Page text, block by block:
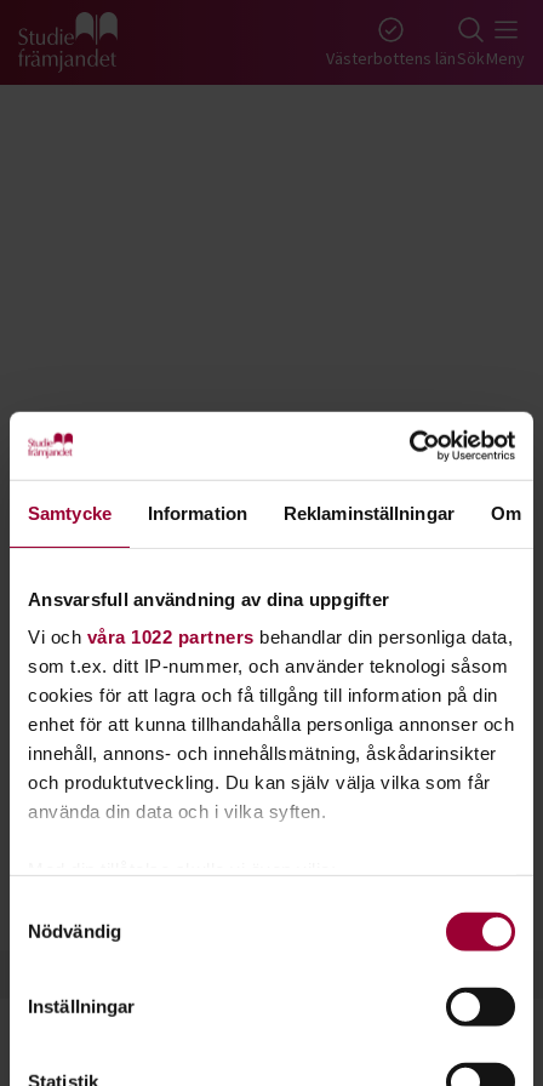
Samtycke Information Reklaminställningar Om
Ansvarsfull användning av dina uppgifter
Vi och våra 1022 partners behandlar din personliga data,
som t.ex. ditt IP-nummer, och använder teknologi såsom
cookies för att lagra och få tillgång till information på din
enhet för att kunna tillhandahålla personliga annonser och
innehåll, annons- och innehållsmätning, åskådarinsikter
och produktutveckling. Du kan själv välja vilka som får
använda din data och i vilka syften.
som kan ha en noggrannhet på upp till flera meter
Ta reda på mer om hur dina personliga uppgifter
Nödvändig
Inställningar
Statistik
Gå till studiefrämjandets startsida Västerbottens länSökMeny
Tillbaka Lyssna
Bokföring & ekonomi - Västerbotten
Öka dina kunskaper inom ekonomi och lär dig
databaserade kurser där flera kan läsas på
distans.
Efter våra grundkurser i bokföring kan du sköta ekonomin i
ett mindre företag eller assistera på ekonomiavdelningen i
ett större. Du kan också läsa vidare och lära dig bokföra i
programmen Visma Administration eller Visma Ekonomi
Kunskap inom ekonomi och bokföring är till stor nytta om
på ett mindre företag eller vill få bättre koll på din